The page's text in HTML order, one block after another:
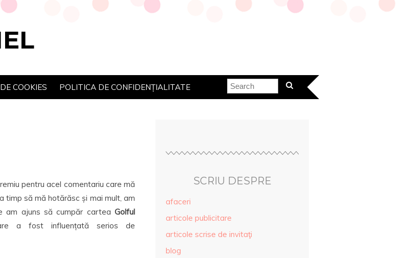
COOKIES POLITICA DE CONFIDENȚIALITATE
pentru acel comentariu care mă
timp să mă hotărăsc și mai mult, am
am ajuns să cumpăr cartea Golful
a fost influențată serios de
SCRIU DESPRE
afaceri
articole publicitare
articole scrise de invitaţi
blog